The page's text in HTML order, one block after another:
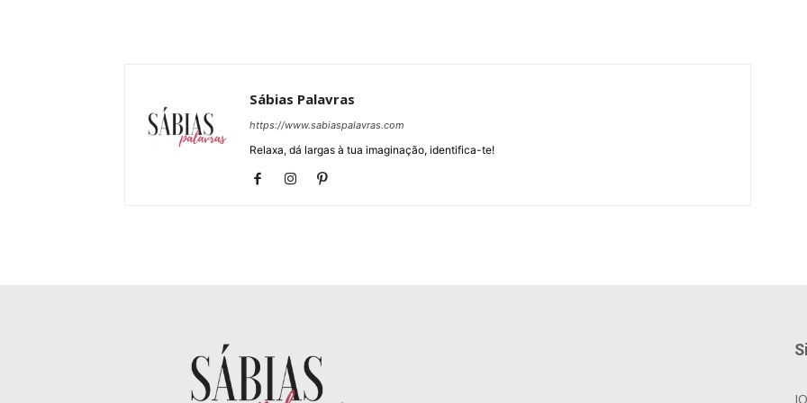
Sábias Palavras
https://www.sabiaspalavras.com
Relaxa, dá largas à tua imaginação, identifica-te!